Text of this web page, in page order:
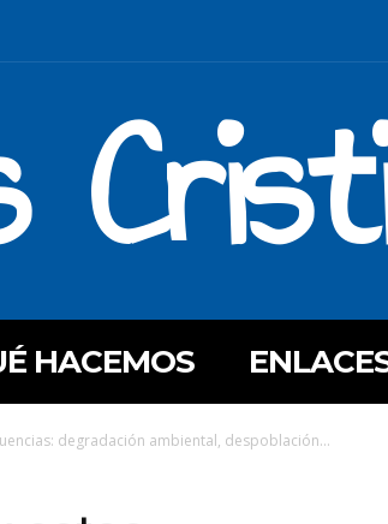
HACEMOS
degradación ambiental, despoblación...